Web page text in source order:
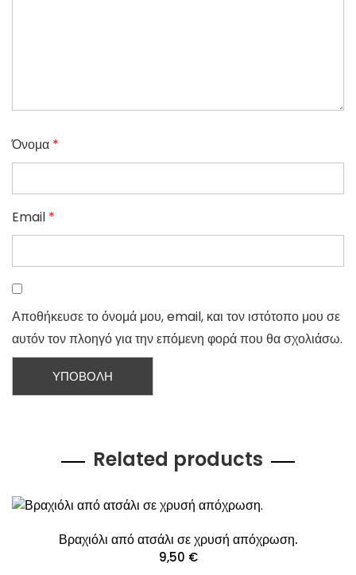
Όνομα *
Email *
Αποθήκευσε το όνομά μου, email, και τον ιστότοπο μου σε
αυτόν τον πλοηγό για την επόμενη φορά που θα σχολιάσω.
Related products
Βραχιόλι από ατσάλι σε χρυσή απόχρωση.
9,50 €